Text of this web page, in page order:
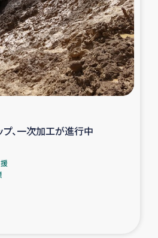
る被災住民への緊急支援
した女性グループの生計支援
生活改善による栄養改善事業
緊急支援事業
通じた子どもの栄養改善事業
、一次加工が進行中